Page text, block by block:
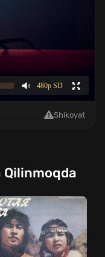
Shikoyat
Qilinmoqda